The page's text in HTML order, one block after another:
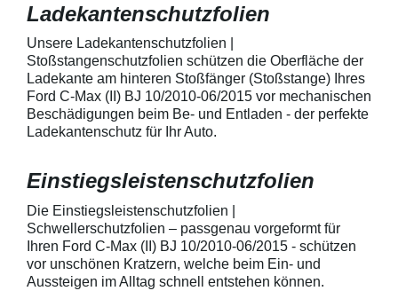
Fahrzeugkarosserien und
mechanische Einwirkung
entwickeltStärke der Folie beträgt
150 µmSchützt den wertvollen
Lack in der GriffmuldenKeine
unschönen Kratzer durch
Fingenägel oder Ringe in den
GriffmuldenSpezielle Vinylfolie mit
bestmöglichem Schutz gegen
geeignet zum
mechanische
zum Schutz von
150 µmSchützt
Lack in der
Fingenägel
bestmöglichem
Kratzer und
Fahrzeuglack
Ladekantenschutzfolien
Unsere Ladekantenschutzfolien |
Stoßstangenschutzfolien schützen die Oberfläche der
Ladekante am hinteren Stoßfänger (Stoßstange) Ihres
Ford C-Max (II) BJ 10/2010-06/2015 vor mechanischen
Beschädigungen beim Be- und Entladen - der perfekte
Ladekantenschutz für Ihr Auto.
Einstiegsleistenschutzfolien
Die Einstiegsleistenschutzfolien |
Schwellerschutzfolien – passgenau vorgeformt für
Ihren Ford C-Max (II) BJ 10/2010-06/2015 - schützen
vor unschönen Kratzern, welche beim Ein- und
Aussteigen im Alltag schnell entstehen können.